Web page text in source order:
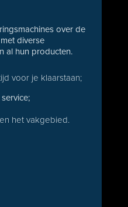
over de
diverse
al hun producten.
voor je klaarstaan;
het vakgebied.